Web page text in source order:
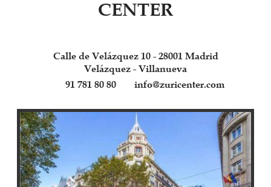
CENTER
Calle de Velázquez 10 - 28001 Madrid
Velázquez - Villanueva
91 781 80 80
info@zuricenter.com